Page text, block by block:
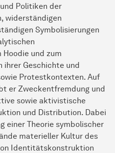
Politiken der
widerständigen
Symbolisierungen
Hoodie und zum
ihrer Geschichte und
Protestkontexten. Auf
er Zweckentfremdung und
sowie aktivistische
und Distribution. Dabei
einer Theorie symbolischer
materieller Kultur des
Identitätskonstruktion